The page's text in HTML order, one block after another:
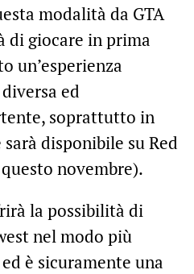
modalità da GTA
di giocare in prima
un’esperienza
ed
soprattutto in
disponibile su Red
novembre).
la possibilità di
nel modo più
è sicuramente una